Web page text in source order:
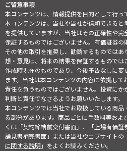
ご留意事項
本コンテンツは、情報提供を目的として行っ
本コンテンツは、当社や当社が信頼できる
を提供していますが、当社はその正確性や
保証するものではございません。有価証券の
その他の取引を推奨し、勧誘するものでは
想・意見は、将来の結果を保証するもので
作成時現在のものであり、今後予告なしに
ます。当社は本コンテンツの内容に依拠し
責任を負うものではございません。投資に
判断と責任でなさるようお願いいたします。
本コンテンツでは当社でお取扱している商
る部分があります。商品ごとに手数料等お
くは「契約締結前交付書面」、「上場有価
論見書補完書面」または当社ウェブサイトの
に関する説明」をよくお読みください。